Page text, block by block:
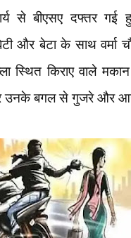
से बीएसए दफ्तर गई
और बेटा के साथ वर्मा
स्थित किराए वाले
उनके बगल से गुजरे और